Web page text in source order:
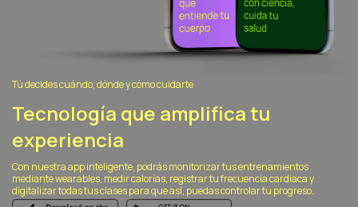
Tú decides cuándo, dónde y cómo cuidarte
Tecnología que amplifica tu
experiencia
Con nuestra app inteligente, podrás monitorizar tus entrenamientos
mediante wearables, medir calorías, registrar tu frecuencia cardiaca y
digitalizar todas tus clases para que así, puedas controlar tu progreso.